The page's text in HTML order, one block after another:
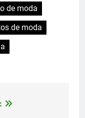
de moda
de moda